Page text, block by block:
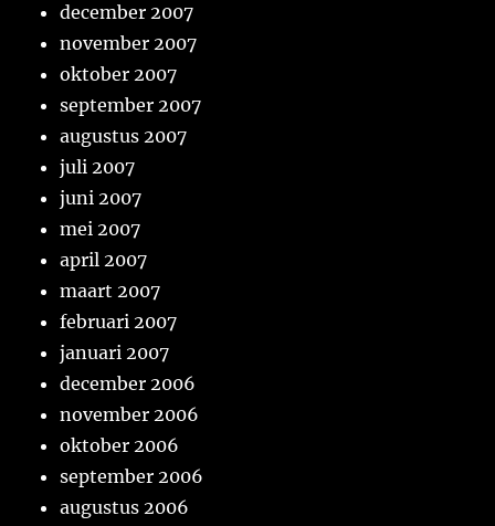
december 2007
november 2007
oktober 2007
september 2007
augustus 2007
juli 2007
juni 2007
mei 2007
april 2007
maart 2007
februari 2007
januari 2007
december 2006
november 2006
oktober 2006
september 2006
augustus 2006